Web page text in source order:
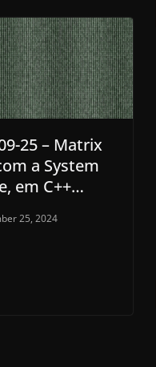
25 – Matrix
a System
em C++…
25, 2024